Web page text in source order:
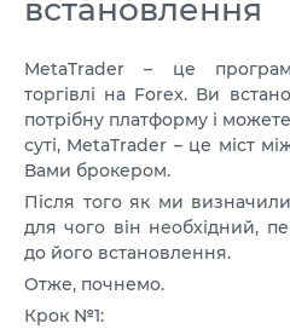
встановлення
MetaTrader – це
торгівлі на Forex. Ви
потрібну платформу і
суті, MetaTrader – це міст
Вами брокером.
Після того як ми
для чого він необхідний,
до його встановлення.
Отже, почнемо.
Крок №1: